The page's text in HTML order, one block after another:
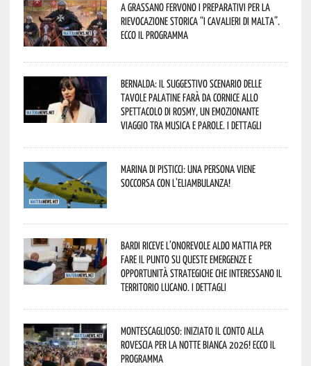
A Grassano fervono i preparativi per la
Rievocazione Storica “I CAVALIERI DI MALTA”.
Ecco il programma
Bernalda: il suggestivo scenario delle
Tavole Palatine farà da cornice allo
spettacolo di Rosmy, un emozionante
viaggio tra musica e parole. I dettagli
Marina di Pisticci: una persona viene
soccorsa con l’eliambulanza!
Bardi riceve l’onorevole Aldo Mattia per
fare il punto su queste emergenze e
opportunità strategiche che interessano il
territorio lucano. I dettagli
Montescaglioso: iniziato il conto alla
rovescia per la Notte Bianca 2026! Ecco il
programma